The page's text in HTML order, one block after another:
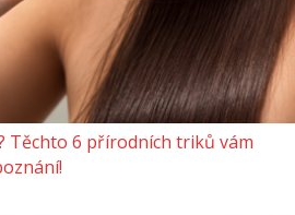
Těchto 6 přírodních triků vám